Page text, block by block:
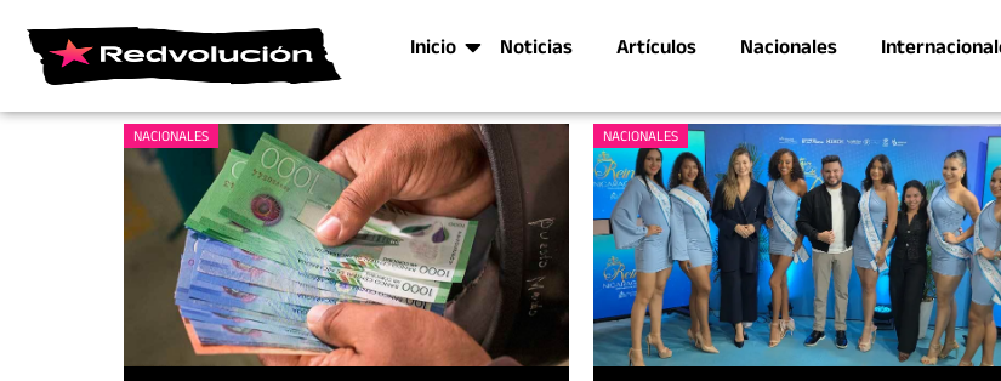
Inicio Noticias Artículos Nacionales
NACIONALES NACIONALES